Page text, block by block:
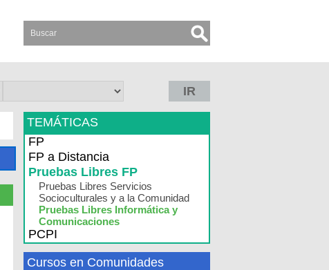
IR
TEMÁTICAS
FP
FP a Distancia
Pruebas Libres FP
Pruebas Libres Servicios
Socioculturales y a la Comunidad
Pruebas Libres Informática y
Comunicaciones
PCPI
Cursos en Comunidades